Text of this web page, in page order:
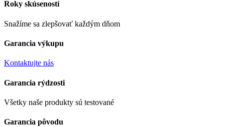
Roky skúseností
Snažíme sa zlepšovať každým dňom
Garancia výkupu
Kontaktujte nás
Garancia rýdzosti
Všetky naše produkty sú testované
Garancia pôvodu